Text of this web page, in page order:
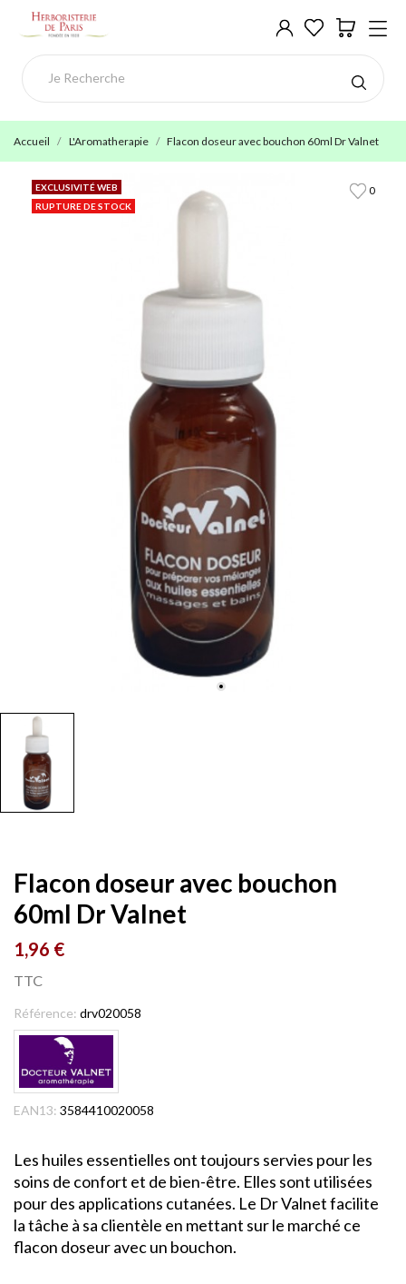
Accueil L'Aromatherapie Flacon doseur avec bouchon 60ml Dr Valnet
0
EXCLUSIVITÉ WEB
RUPTURE DE STOCK
Flacon doseur avec bouchon
60ml Dr Valnet
1,96 €
TTC
Référence: drv020058
EAN13: 3584410020058
Les huiles essentielles ont toujours servies pour les
soins de confort et de bien-être. Elles sont utilisées
pour des applications cutanées. Le Dr Valnet facilite
la tâche à sa clientèle en mettant sur le marché ce
flacon doseur avec un bouchon.